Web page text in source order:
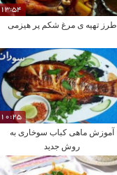
13:54
طرز تهیه ی مرغ شکم پر هیزمی
10:25
آموزش ماهی کباب سوخاری به
روش جدید